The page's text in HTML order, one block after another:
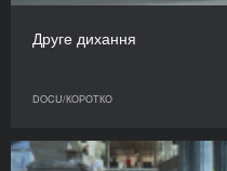
Друге дихання
DOCU/КОРОТКО